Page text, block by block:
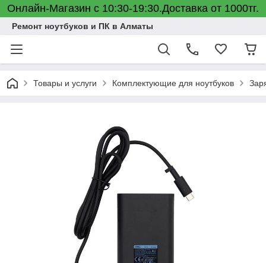
Онлайн-Магазин с 10:30-19:30.Доставка от 1000тг.
Ремонт ноутбуков и ПК в Алматы
Товары и услуги Комплектующие для ноутбуков